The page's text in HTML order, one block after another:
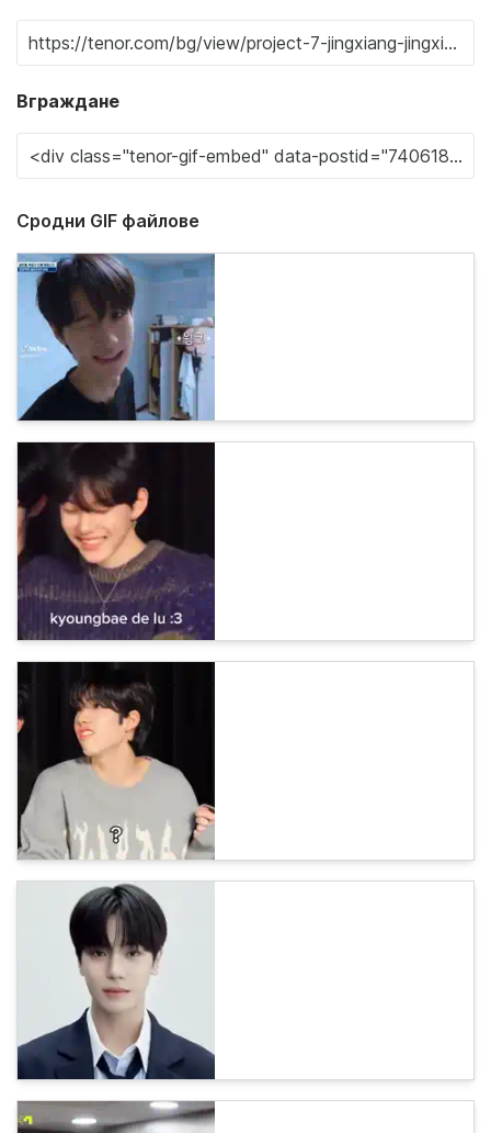
Вграждане
Сродни GIF файлове